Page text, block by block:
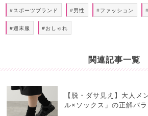
#スポーツブランド #男性 #ファッション
#週末服 #おしゃれ
関連記事一覧
【脱・ダサ見え】大人メ
ル×ソックス」の正解バ